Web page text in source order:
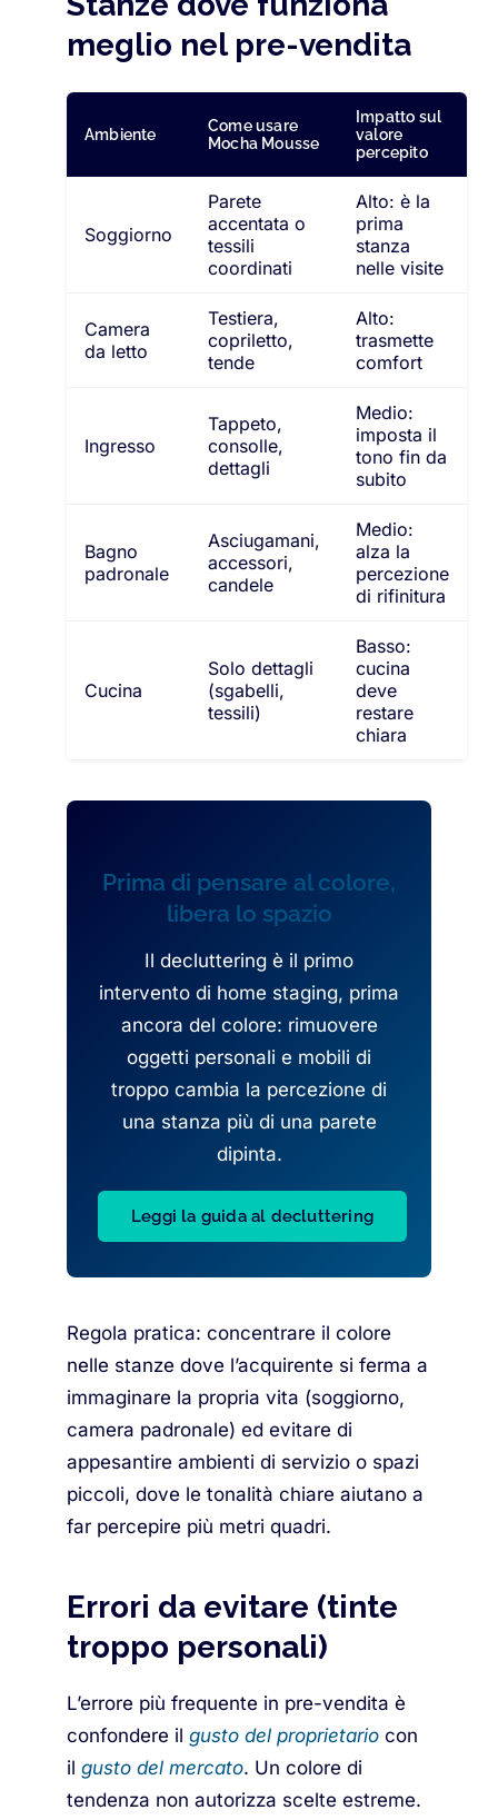
meglio nel pre-vendita
Ambiente
Come usare
Mocha Mousse
Impatto sul
valore
percepito
Soggiorno
Parete
accentata o
tessili
coordinati
Alto: è la
prima
stanza
nelle visite
Camera
da letto
Testiera,
copriletto,
tende
Alto:
trasmette
comfort
Ingresso
Tappeto,
consolle,
dettagli
Medio:
imposta il
tono fin da
subito
Bagno
padronale
Asciugamani,
accessori,
candele
Medio:
alza la
percezione
di rifinitura
Cucina
Solo dettagli
(sgabelli,
tessili)
Basso:
cucina
deve
restare
chiara
Prima di pensare al colore,
libera lo spazio
Il decluttering è il primo
intervento di home staging, prima
ancora del colore: rimuovere
oggetti personali e mobili di
troppo cambia la percezione di
una stanza più di una parete
dipinta.
Leggi la guida al decluttering
Regola pratica: concentrare il colore
nelle stanze dove l’acquirente si ferma a
immaginare la propria vita (soggiorno,
camera padronale) ed evitare di
appesantire ambienti di servizio o spazi
piccoli, dove le tonalità chiare aiutano a
far percepire più metri quadri.
Errori da evitare (tinte
troppo personali)
L’errore più frequente in pre-vendita è
confondere il gusto del proprietario con
il gusto del mercato. Un colore di
tendenza non autorizza scelte estreme.